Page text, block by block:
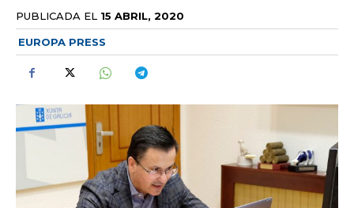
PUBLICADA EL 15 ABRIL, 2020
EUROPA PRESS